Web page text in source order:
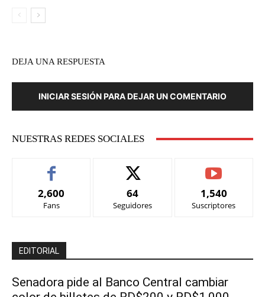
DEJA UNA RESPUESTA
INICIAR SESIÓN PARA DEJAR UN COMENTARIO
NUESTRAS REDES SOCIALES
2,600
Fans
64
Seguidores
1,540
Suscriptores
EDITORIAL
Senadora pide al Banco Central cambiar